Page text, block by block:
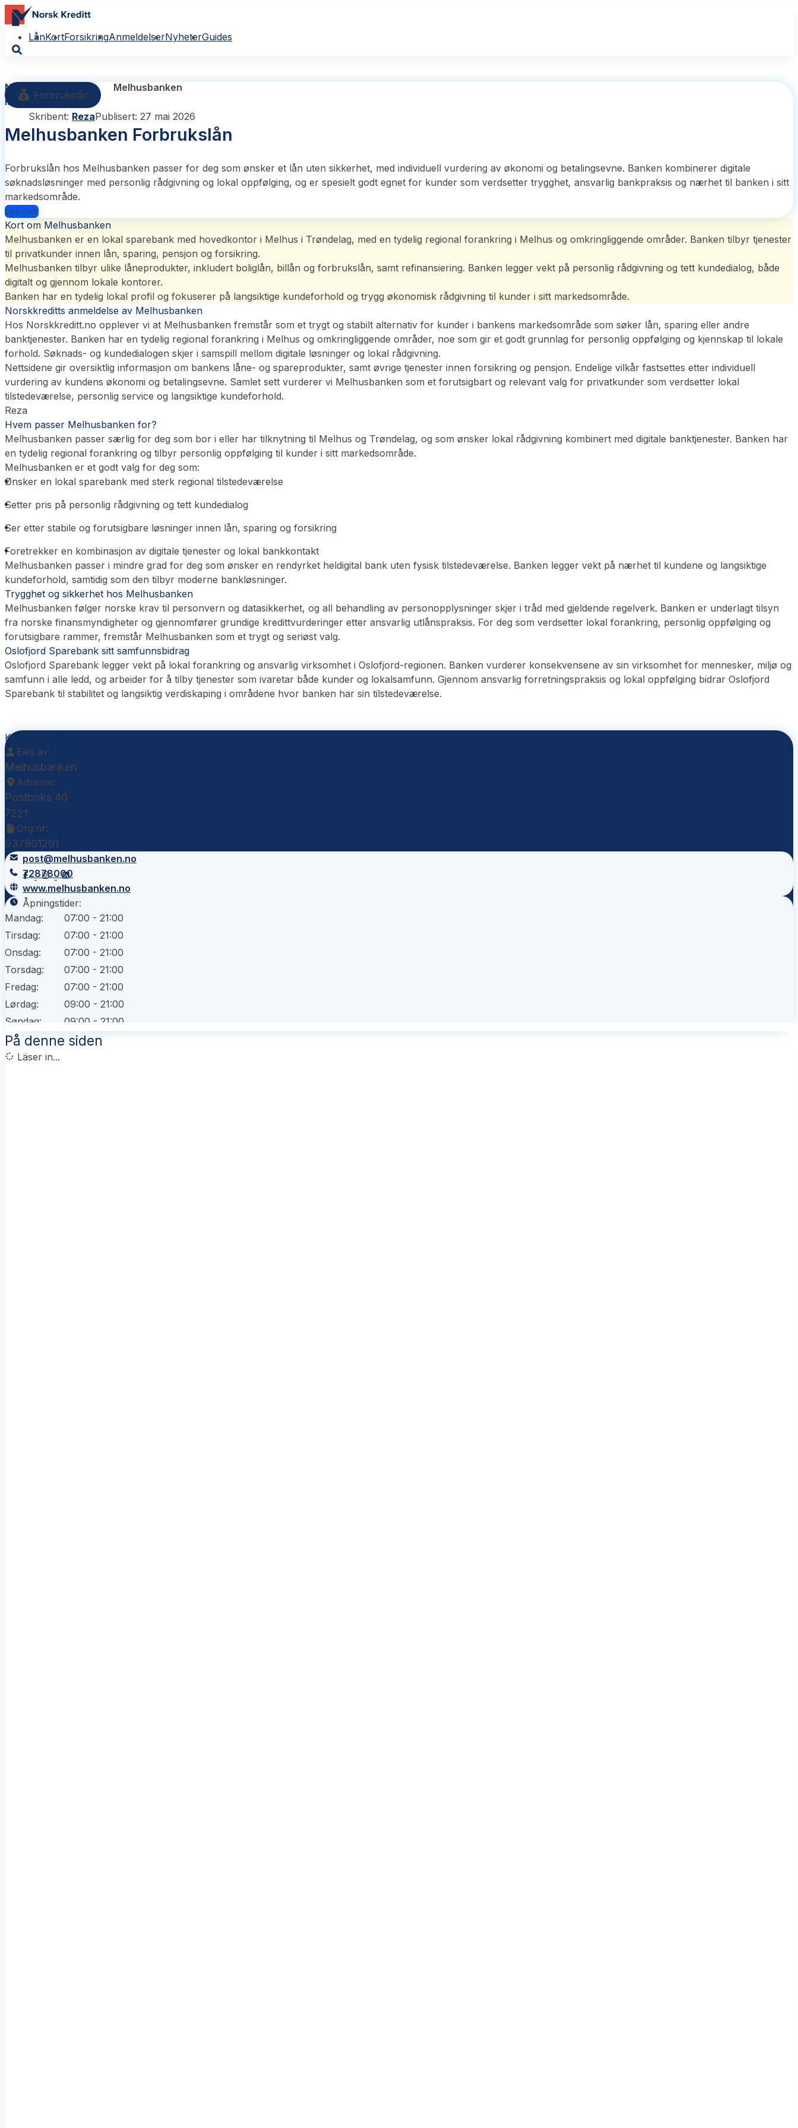
LånKortForsikringAnmeldelserNyheterGuides
NK Anmeldelser
Melhusbanken
Melhusbanken
Skribent: RezaPublisert: 27 mai 2026
Forbrukslån
Melhusbanken Forbrukslån
Forbrukslån hos Melhusbanken passer for deg som ønsker et lån uten sikkerhet, med individuell vurdering av økonomi og betalingsevne. Banken kombinerer digitale
søknadsløsninger med personlig rådgivning og lokal oppfølging, og er spesielt godt egnet for kunder som verdsetter trygghet, ansvarlig bankpraksis og nærhet til banken i sitt
markedsområde.
Les mer
Kort om Melhusbanken
Melhusbanken er en lokal sparebank med hovedkontor i Melhus i Trøndelag, med en tydelig regional forankring i Melhus og omkringliggende områder. Banken tilbyr tjenester
til privatkunder innen lån, sparing, pensjon og forsikring.
Melhusbanken tilbyr ulike låneprodukter, inkludert boliglån, billån og forbrukslån, samt refinansiering. Banken legger vekt på personlig rådgivning og tett kundedialog, både
digitalt og gjennom lokale kontorer.
Banken har en tydelig lokal profil og fokuserer på langsiktige kundeforhold og trygg økonomisk rådgivning til kunder i sitt markedsområde.
Norskkreditts anmeldelse av Melhusbanken
Hos Norskkreditt.no opplever vi at Melhusbanken fremstår som et trygt og stabilt alternativ for kunder i bankens markedsområde som søker lån, sparing eller andre
banktjenester. Banken har en tydelig regional forankring i Melhus og omkringliggende områder, noe som gir et godt grunnlag for personlig oppfølging og kjennskap til lokale
forhold. Søknads- og kundedialogen skjer i samspill mellom digitale løsninger og lokal rådgivning.
Nettsidene gir oversiktlig informasjon om bankens låne- og spareprodukter, samt øvrige tjenester innen forsikring og pensjon. Endelige vilkår fastsettes etter individuell
vurdering av kundens økonomi og betalingsevne. Samlet sett vurderer vi Melhusbanken som et forutsigbart og relevant valg for privatkunder som verdsetter lokal
tilstedeværelse, personlig service og langsiktige kundeforhold.
Reza
Hvem passer Melhusbanken for?
Melhusbanken passer særlig for deg som bor i eller har tilknytning til Melhus og Trøndelag, og som ønsker lokal rådgivning kombinert med digitale banktjenester. Banken har
en tydelig regional forankring og tilbyr personlig oppfølging til kunder i sitt markedsområde.
Melhusbanken er et godt valg for deg som:
Ønsker en lokal sparebank med sterk regional tilstedeværelse
Setter pris på personlig rådgivning og tett kundedialog
Ser etter stabile og forutsigbare løsninger innen lån, sparing og forsikring
Foretrekker en kombinasjon av digitale tjenester og lokal bankkontakt
Melhusbanken passer i mindre grad for deg som ønsker en rendyrket heldigital bank uten fysisk tilstedeværelse. Banken legger vekt på nærhet til kundene og langsiktige
kundeforhold, samtidig som den tilbyr moderne bankløsninger.
Trygghet og sikkerhet hos Melhusbanken
Melhusbanken følger norske krav til personvern og datasikkerhet, og all behandling av personopplysninger skjer i tråd med gjeldende regelverk. Banken er underlagt tilsyn
fra norske finansmyndigheter og gjennomfører grundige kredittvurderinger etter ansvarlig utlånspraksis. For deg som verdsetter lokal forankring, personlig oppfølging og
forutsigbare rammer, fremstår Melhusbanken som et trygt og seriøst valg.
Oslofjord Sparebank sitt samfunnsbidrag
Oslofjord Sparebank legger vekt på lokal forankring og ansvarlig virksomhet i Oslofjord-regionen. Banken vurderer konsekvensene av sin virksomhet for mennesker, miljø og
samfunn i alle ledd, og arbeider for å tilby tjenester som ivaretar både kunder og lokalsamfunn. Gjennom ansvarlig forretningspraksis og lokal oppfølging bidrar Oslofjord
Sparebank til stabilitet og langsiktig verdiskaping i områdene hvor banken har sin tilstedeværelse.
Kontakt Melhusbanken
Eies av:
Melhusbanken
Adresse:
Postboks 40
7221
Org.nr:
937901291
post@melhusbanken.no
72878000
www.melhusbanken.no
Åpningstider:
Mandag:
07:00 - 21:00
Tirsdag:
07:00 - 21:00
Onsdag:
07:00 - 21:00
Torsdag:
07:00 - 21:00
Fredag:
07:00 - 21:00
Lørdag:
09:00 - 21:00
Søndag:
09:00 - 21:00
På denne siden
Läser in...